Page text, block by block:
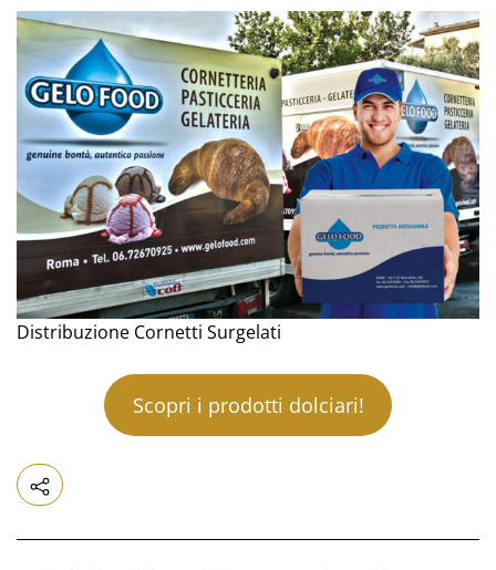
Distribuzione Cornetti Surgelati
Scopri i prodotti dolciari!